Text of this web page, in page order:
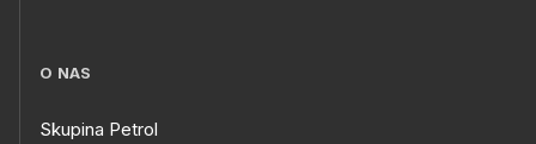
O NAS
Skupina Petrol